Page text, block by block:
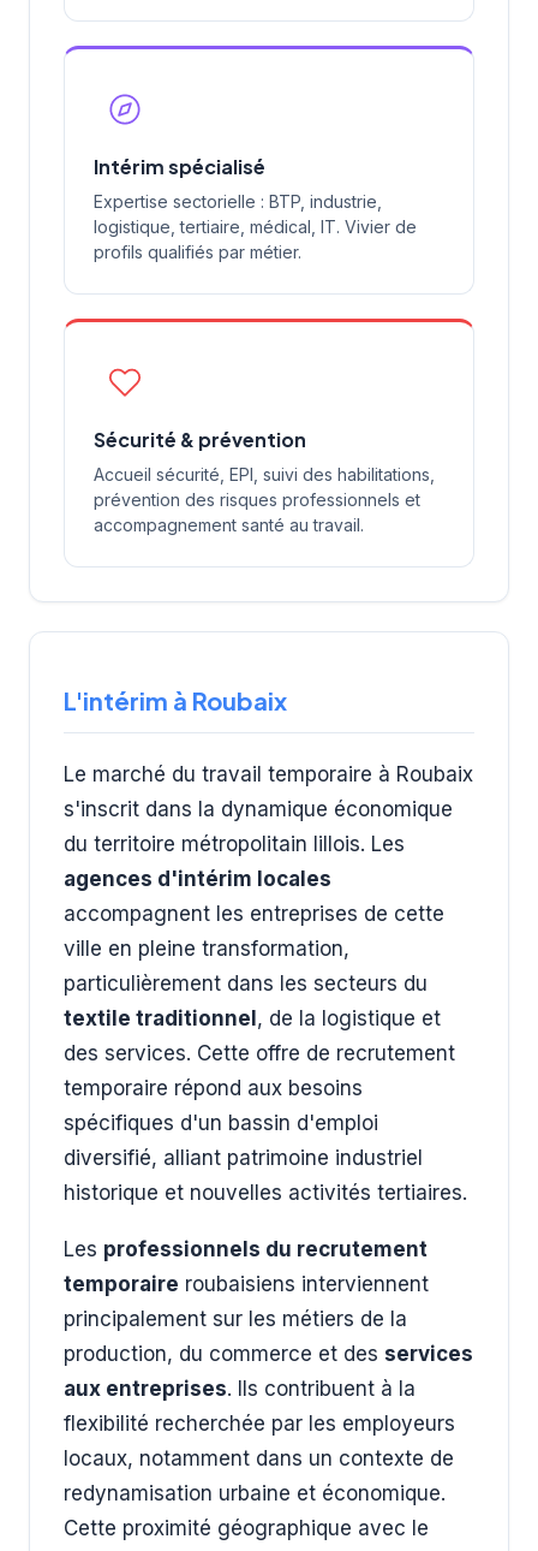
Intérim spécialisé
Expertise sectorielle : BTP, industrie,
logistique, tertiaire, médical, IT. Vivier de
profils qualifiés par métier.
Sécurité & prévention
Accueil sécurité, EPI, suivi des habilitations,
prévention des risques professionnels et
accompagnement santé au travail.
L'intérim à Roubaix
Le marché du travail temporaire à Roubaix
s'inscrit dans la dynamique économique
du territoire métropolitain lillois. Les
agences d'intérim locales
accompagnent les entreprises de cette
ville en pleine transformation,
particulièrement dans les secteurs du
textile traditionnel , de la logistique et
des services. Cette offre de recrutement
temporaire répond aux besoins
spécifiques d'un bassin d'emploi
diversifié, alliant patrimoine industriel
historique et nouvelles activités tertiaires.
Les professionnels du recrutement
temporaire roubaisiens interviennent
principalement sur les métiers de la
production, du commerce et des services
aux entreprises. Ils contribuent à la
flexibilité recherchée par les employeurs
locaux, notamment dans un contexte de
redynamisation urbaine et économique.
Cette proximité géographique avec le